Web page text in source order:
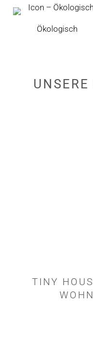
Ökologisch
UNSERE
TINY